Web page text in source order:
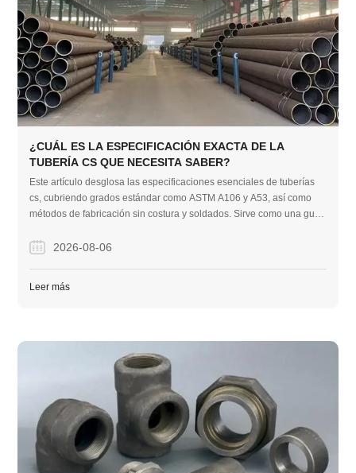
¿CUÁL ES LA ESPECIFICACIÓN EXACTA DE LA
TUBERÍA CS QUE NECESITA SABER?
Este artículo desglosa las especificaciones esenciales de tuberías
cs, cubriendo grados estándar como ASTM A106 y A53, así como
métodos de fabricación sin costura y soldados. Sirve como una guía
tuberías de acero al carbono adecuadas para las necesidades
2026-08-06
Leer más